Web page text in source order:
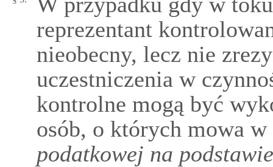
reprezentant
nieobecny, lecz nie
uczestniczenia w
kontrolne mogą być
osób, o których mowa w
podatkowej na